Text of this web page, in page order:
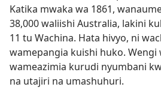
Katika mwaka wa 1861,
38,000 waliishi Australia, lakini
11 tu Wachina. Hata hivyo, ni
wamepangia kuishi huko. Wengi
wameazimia kurudi nyumbani
na utajiri na umashuhuri.